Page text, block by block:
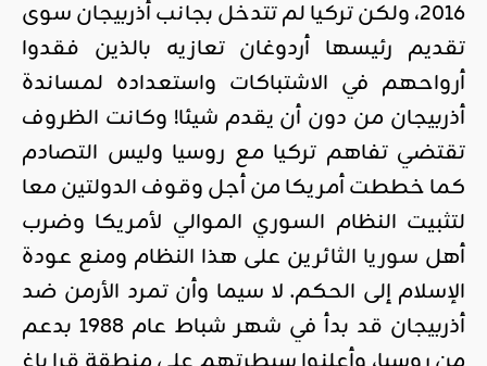
2016، ولكن تركيا لم تتدخل بجانب أذربيجان سوى
تقديم رئيسها أردوغان تعازيه بالذين فقدوا
أرواحهم في الاشتباكات واستعداده لمساندة
أذربيجان من دون أن يقدم شيئا! وكانت الظروف
تقتضي تفاهم تركيا مع روسيا وليس التصادم
كما خططت أمريكا من أجل وقوف الدولتين معا
لتثبيت النظام السوري الموالي لأمريكا وضرب
أهل سوريا الثائرين على هذا النظام ومنع عودة
الإسلام إلى الحكم. لا سيما وأن تمرد الأرمن ضد
أذربيجان قد بدأ في شهر شباط عام 1988 بدعم